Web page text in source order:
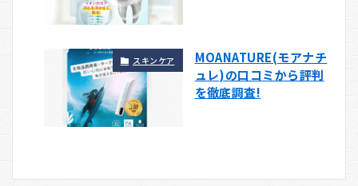
スキンケア
MOANATURE(モアナチ
ュレ)の口コミから評判
を徹底調査!